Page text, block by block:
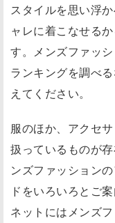
スタイルを思い浮
ャレに着こなせる
す。メンズファッ
ランキングを調べ
えてください。
服のほか、アクセ
扱っているものが
ンズファッション
ドをいろいろとご案
ネットにはメンズ